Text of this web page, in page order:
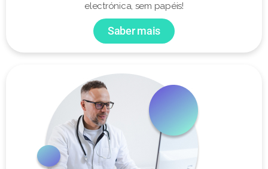
electrónica, sem papéis!
Saber mais